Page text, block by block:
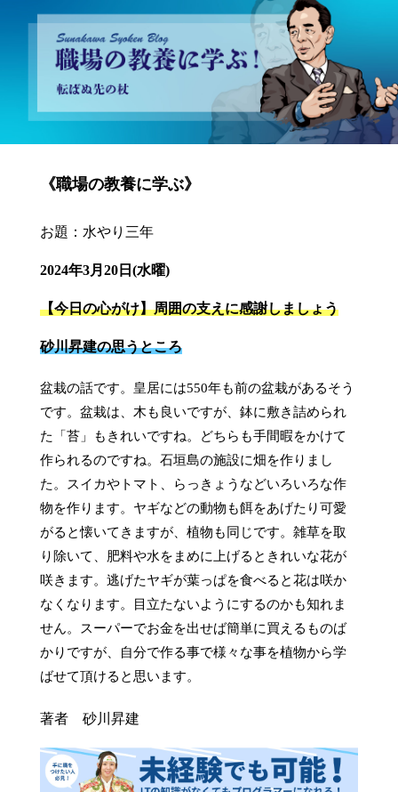
砂川昇建会長ブログ 職場の教養に学ぶ！～転ばぬ先の杖～
《職場の教養に学ぶ》
お題：水やり三年
2024年3月20日(水曜)
【今日の心がけ】周囲の支えに感謝しましょう
砂川昇建の思うところ
盆栽の話です。皇居には550年も前の盆栽があるそう
です。盆栽は、木も良いですが、鉢に敷き詰められ
た「苔」もきれいですね。どちらも手間暇をかけて
作られるのですね。石垣島の施設に畑を作りまし
た。スイカやトマト、らっきょうなどいろいろな作
物を作ります。ヤギなどの動物も餌をあげたり可愛
がると懐いてきますが、植物も同じです。雑草を取
り除いて、肥料や水をまめに上げるときれいな花が
咲きます。逃げたヤギが葉っぱを食べると花は咲か
なくなります。目立たないようにするのかも知れま
せん。スーパーでお金を出せば簡単に買えるものば
かりですが、自分で作る事で様々な事を植物から学
ばせて頂けると思います。
著者 砂川昇建